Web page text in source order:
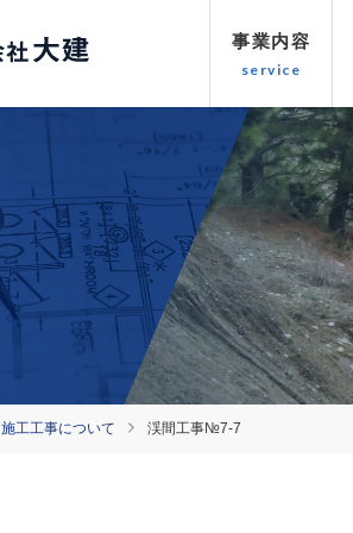
事業内容
施工工事について 渓間工事№7-7